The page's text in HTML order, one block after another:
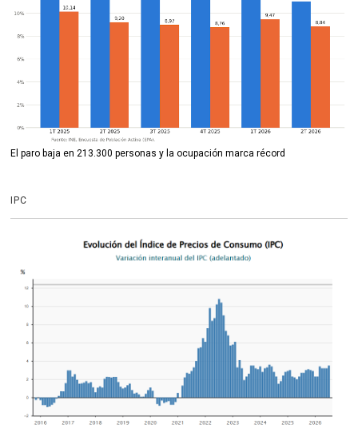
El paro baja en 213.300 personas y la ocupación marca récord
IPC